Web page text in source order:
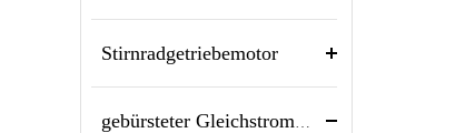
Stirnradgetriebemotor